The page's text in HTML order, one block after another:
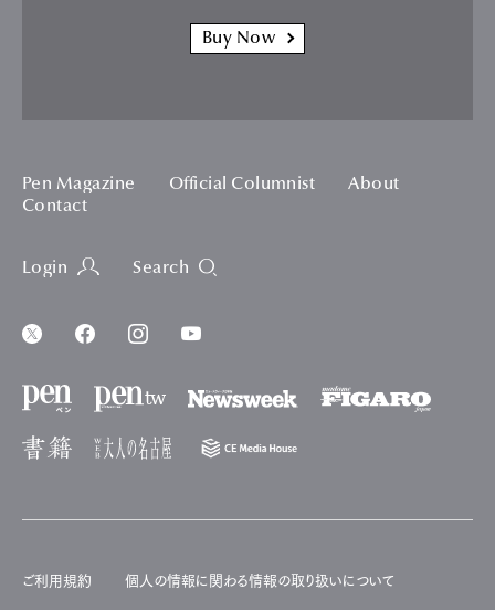
Buy Now
Pen Magazine Official Columnist
About
Contact
Login Search
ご利用規約 個人の情報に関わる情報の取り扱いについて